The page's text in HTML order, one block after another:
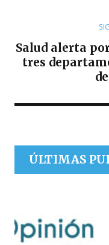
Salud alerta
tres
ÚLTIMAS